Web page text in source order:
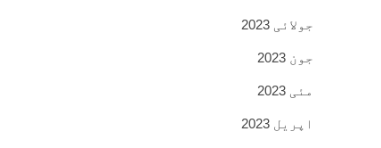
جولائی 2023
جون 2023
مئی 2023
اپریل 2023